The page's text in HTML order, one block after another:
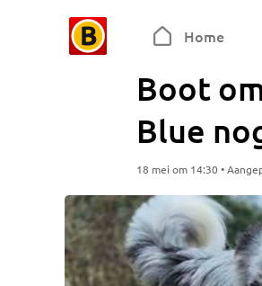
Home
Boot
Blue
18 mei om 14:30 •